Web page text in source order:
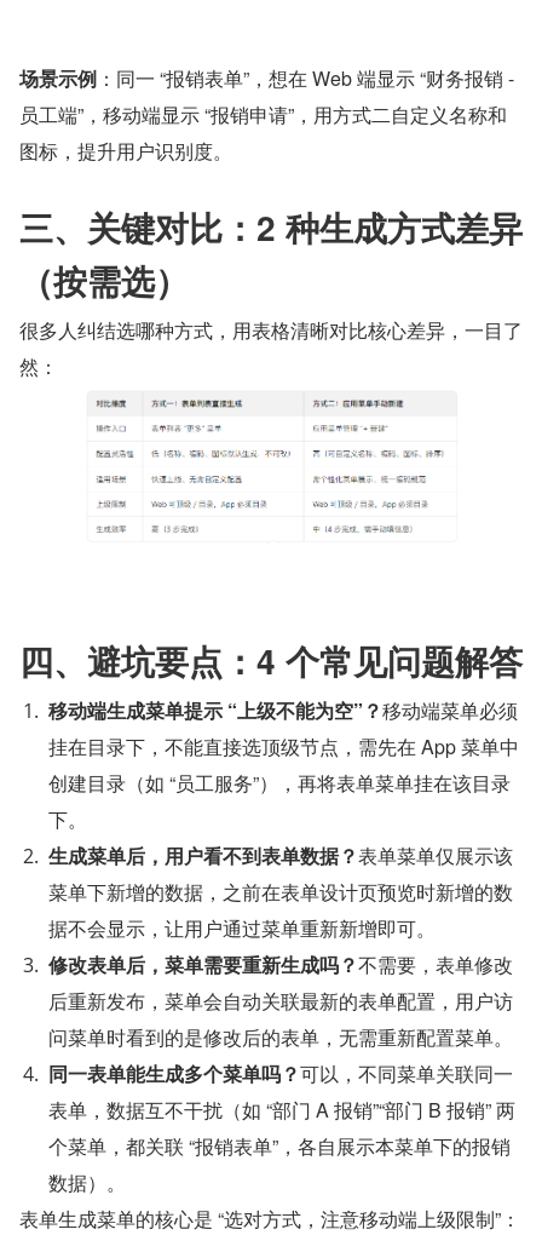
场景示例 ：同一 “报销表单”，想在 Web 端显示 “财务报销 -
员工端”，移动端显示 “报销申请”，用方式二自定义名称和
图标，提升用户识别度。
三、关键对比：2 种生成方式差异
（按需选）
很多人纠结选哪种方式，用表格清晰对比核心差异，一目了
然：
四、避坑要点：4 个常见问题解答
移动端生成菜单提示 “上级不能为空”？移动端菜单必须
挂在目录下，不能直接选顶级节点，需先在 App 菜单中
创建目录（如 “员工服务”），再将表单菜单挂在该目录
下。
生成菜单后，用户看不到表单数据？表单菜单仅展示该
菜单下新增的数据，之前在表单设计页预览时新增的数
据不会显示，让用户通过菜单重新新增即可。
修改表单后，菜单需要重新生成吗？不需要，表单修改
后重新发布，菜单会自动关联最新的表单配置，用户访
问菜单时看到的是修改后的表单，无需重新配置菜单。
同一表单能生成多个菜单吗？可以，不同菜单关联同一
表单，数据互不干扰（如 “部门 A 报销”“部门 B 报销” 两
个菜单，都关联 “报销表单”，各自展示本菜单下的报销
数据）。
表单生成菜单的核心是 “选对方式，注意移动端上级限制”：